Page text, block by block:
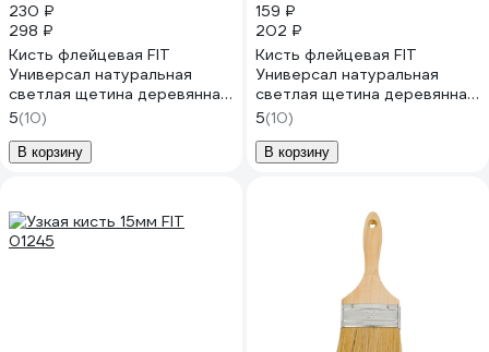
230 ₽
298 ₽
Кисть флейцевая FIT
Универсал натуральная
светлая щетина деревянная
ручка 4" 100 мм 01048
5(10)
В корзину
159 ₽
202 ₽
Кисть флейцевая FIT
Универсал натуральная
светлая щетина деревянная
ручка 3" 75 мм 01047
5(10)
В корзину